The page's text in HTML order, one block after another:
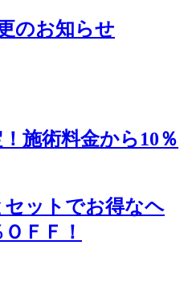
のお知らせ
施術料金から10％
ットでお得なヘ
ＦＦ！